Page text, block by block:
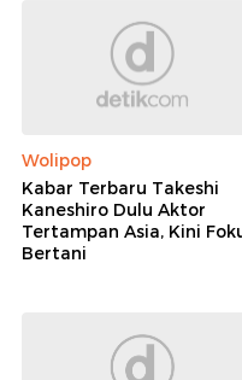
Wolipop
Kabar Terbaru Takeshi
Kaneshiro Dulu Aktor
Tertampan Asia, Kini
Bertani